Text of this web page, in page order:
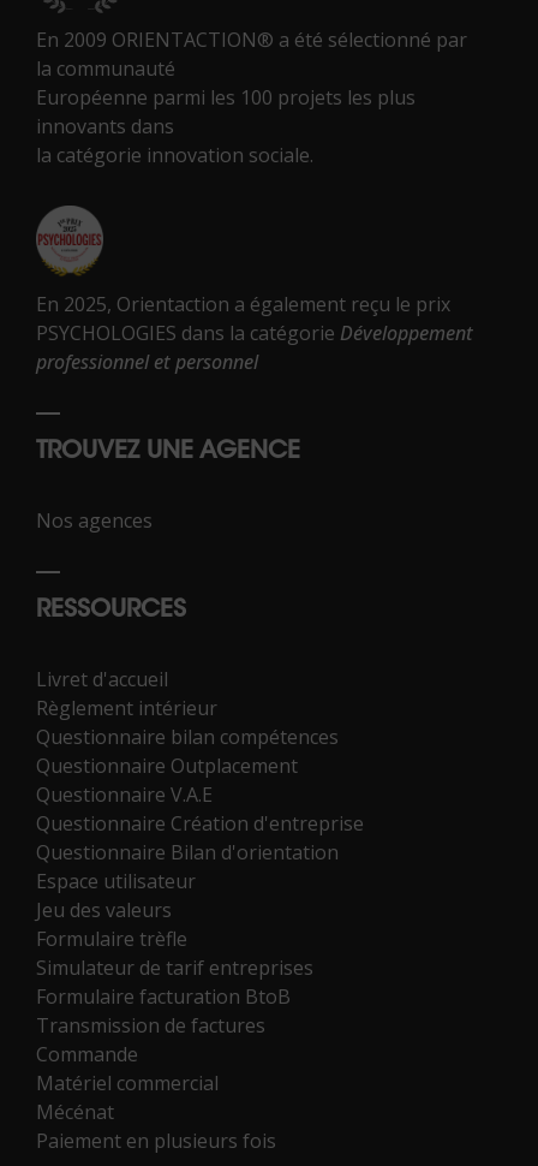
En 2009 ORIENTACTION® a été sélectionné par
la communauté
Européenne parmi les 100 projets les plus
innovants dans
la catégorie innovation sociale.
En 2025, Orientaction a également reçu le prix
PSYCHOLOGIES dans la catégorie Développement
professionnel et personnel
TROUVEZ UNE AGENCE
Nos agences
RESSOURCES
Livret d'accueil
Règlement intérieur
Questionnaire bilan compétences
Questionnaire Outplacement
Questionnaire V.A.E
Questionnaire Création d'entreprise
Questionnaire Bilan d'orientation
Espace utilisateur
Jeu des valeurs
Formulaire trèfle
Simulateur de tarif entreprises
Formulaire facturation BtoB
Transmission de factures
Commande
Matériel commercial
Mécénat
Paiement en plusieurs fois